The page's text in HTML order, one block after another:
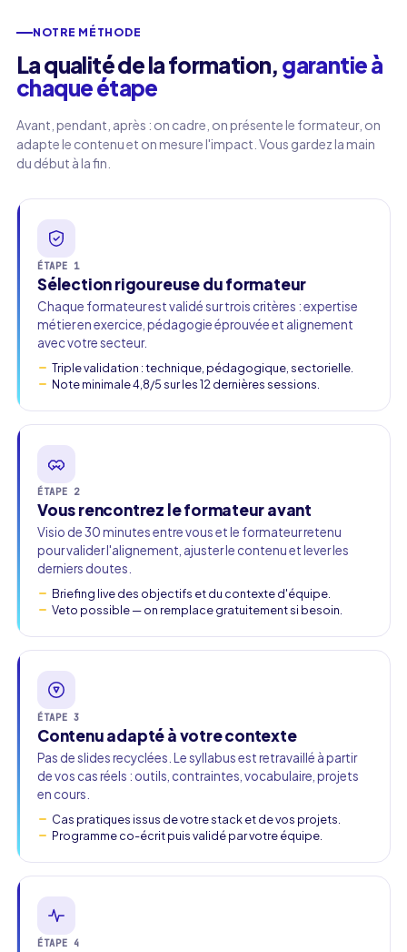
NOTRE MÉTHODE
La qualité de la formation, garantie à
chaque étape
Avant, pendant, après : on cadre, on présente le formateur, on
adapte le contenu et on mesure l'impact. Vous gardez la main
du début à la fin.
ÉTAPE 1
Sélection rigoureuse du formateur
Chaque formateur est validé sur trois critères : expertise
métier en exercice, pédagogie éprouvée et alignement
avec votre secteur.
Triple validation : technique, pédagogique, sectorielle.
Note minimale 4,8/5 sur les 12 dernières sessions.
ÉTAPE 2
Vous rencontrez le formateur avant
Visio de 30 minutes entre vous et le formateur retenu
pour valider l'alignement, ajuster le contenu et lever les
derniers doutes.
Briefing live des objectifs et du contexte d'équipe.
Veto possible — on remplace gratuitement si besoin.
ÉTAPE 3
Contenu adapté à votre contexte
Pas de slides recyclées. Le syllabus est retravaillé à partir
de vos cas réels : outils, contraintes, vocabulaire, projets
en cours.
Cas pratiques issus de votre stack et de vos projets.
Programme co-écrit puis validé par votre équipe.
ÉTAPE 4